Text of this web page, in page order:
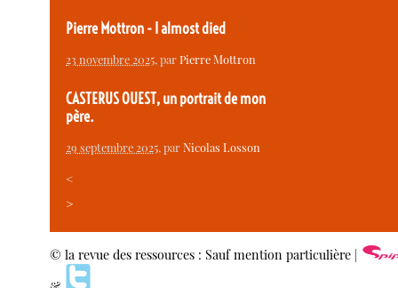
Pierre Mottron - I almost died
23 novembre 2025, parPierre Mottron
CASTERUS OUEST, un portrait de mon
père.
29 septembre 2025, parNicolas Losson
<
>
© la revue des ressources : Sauf mention particulière |